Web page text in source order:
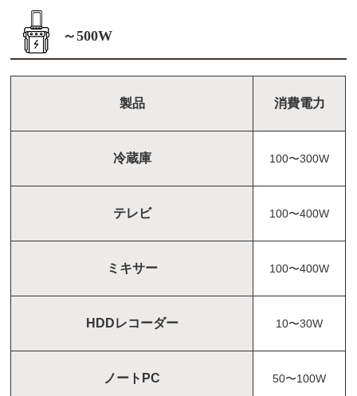
～500W
製品 消費電力
冷蔵庫 100〜300W
テレビ 100〜400W
ミキサー 100〜400W
HDDレコーダー 10〜30W
ノートPC 50〜100W